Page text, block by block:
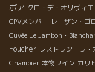
ポア クロ・デ・オリヴィエ
CPVメンバー レーザン・ゴ
Cuvée Le Jambon・
Foucher レストラン ラ・
Champier 本物ワイン カリ